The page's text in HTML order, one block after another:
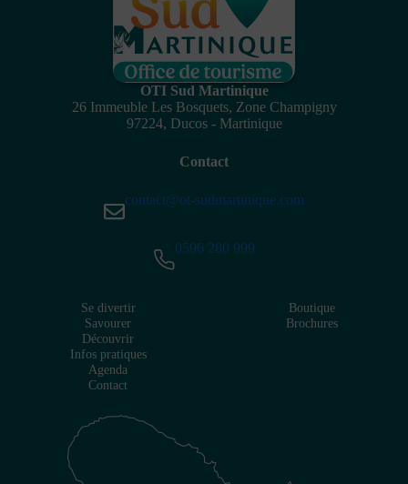
OTI Sud Martinique
26 Immeuble Les Bosquets, Zone Champigny
97224, Ducos - Martinique
Contact
contact@ot-sudmartinique.com
0596 280 999
Se divertir
Savourer
Découvrir
Infos pratiques
Agenda
Contact
Boutique
Brochures